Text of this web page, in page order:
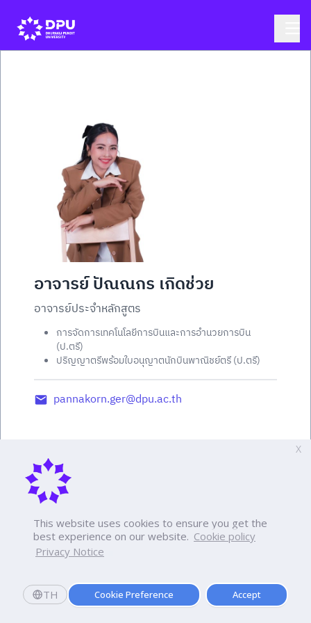
This website uses cookies to ensure you get the
best experience on our website. Cookie policy
Privacy Notice
TH Cookie Preference Accept
X
อาจารย์ ปัณณกร เกิดช่วย
อาจารย์ประจำหลักสูตร
การจัดการเทคโนโลยีการบินและการอำนวยการบิน
(ป.ตรี)
ปริญญาตรีพร้อมใบอนุญาตนักบินพาณิชย์ตรี (ป.ตรี)
pannakorn.ger@dpu.ac.th